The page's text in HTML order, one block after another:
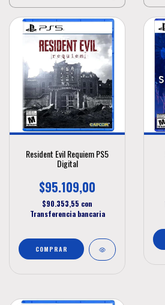
Resident Evil Requiem PS5
Digital
$95.109,00
$90.353,55 con
Transferencia bancaria